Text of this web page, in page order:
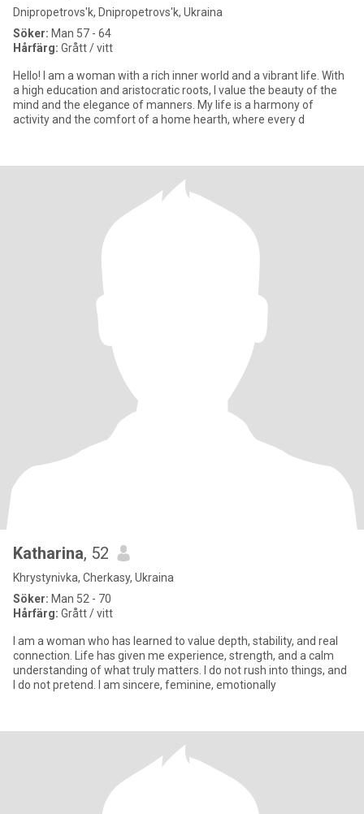
Dnipropetrovs'k, Dnipropetrovs'k, Ukraina
Söker: Man 57 - 64
Hårfärg: Grått / vitt
Hello! I am a woman with a rich inner world and a vibrant life. With
a high education and aristocratic roots, I value the beauty of the
mind and the elegance of manners. My life is a harmony of
activity and the comfort of a home hearth, where every d
Katharina, 52
Khrystynivka, Cherkasy, Ukraina
Söker: Man 52 - 70
Hårfärg: Grått / vitt
I am a woman who has learned to value depth, stability, and real
connection. Life has given me experience, strength, and a calm
understanding of what truly matters. I do not rush into things, and
I do not pretend. I am sincere, feminine, emotionally